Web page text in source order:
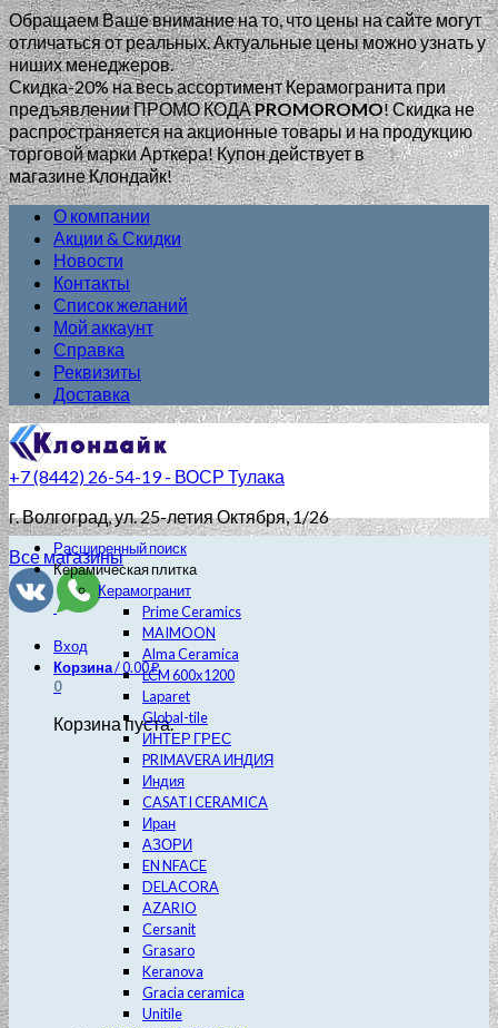
Обращаем Ваше внимание на то, что цены на сайте могут
отличаться от реальных. Актуальные цены можно узнать у
ниших менеджеров.
Скидка-20% на весь ассортимент Керамогранита при
предъявлении ПРОМО КОДАPROMOROMO!Скидка не
распространяется на акционные товары и на продукцию
торговой марки Арткера! Купон действует в
магазине Клондайк!
О компании
Акции & Скидки
Новости
Контакты
Список желаний
Мой аккаунт
Справка
Реквизиты
Доставка
+7 (8442) 26-54-19 - ВОСР Тулака
г. Волгоград, ул. 25-летия Октября, 1/26
Все магазины
Вход
Корзина/0.00₽
0
Корзина пуста.
Расширенный поиск
Керамическая плитка
Керамогранит
Prime Ceramics
MAIMOON
Alma Ceramica
LCM 600х1200
Laparet
Global-tile
ИНТЕР ГРЕС
PRIMAVERA ИНДИЯ
Индия
CASATI CERAMICA
Иран
АЗОРИ
EN NFACE
DELACORA
AZARIO
Cersanit
Grasaro
Keranova
Gracia ceramica
Unitile